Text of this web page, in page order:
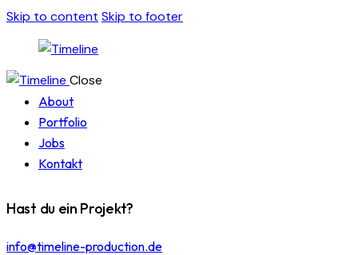
Skip to content Skip to footer
Close
About
Portfolio
Jobs
Kontakt
Hast du ein Projekt?
info@timeline-production.de